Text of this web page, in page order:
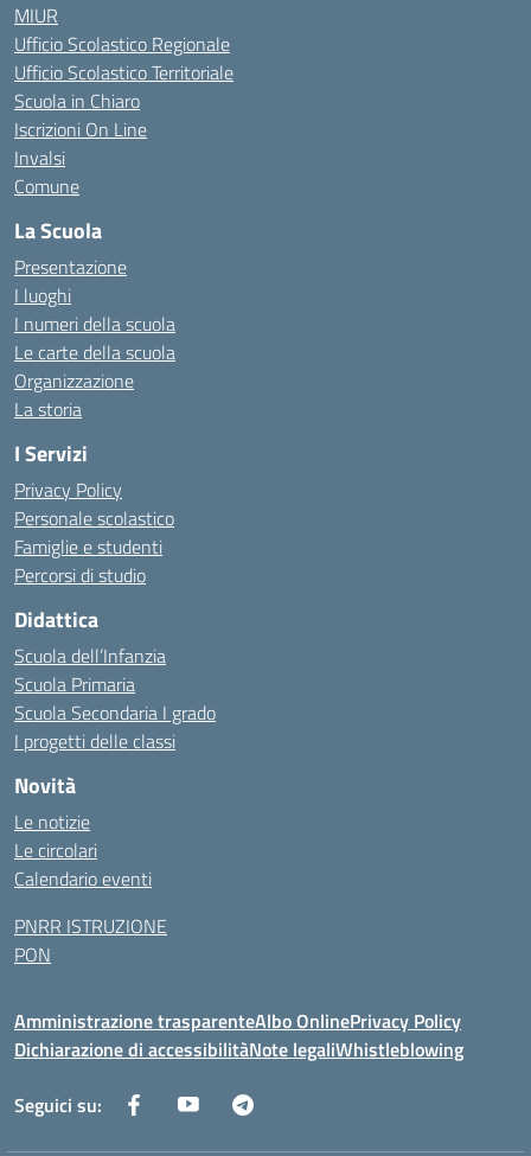
MIUR
Ufficio Scolastico Regionale
Ufficio Scolastico Territoriale
Scuola in Chiaro
Iscrizioni On Line
Invalsi
Comune
La Scuola
Presentazione
I luoghi
I numeri della scuola
Le carte della scuola
Organizzazione
La storia
I Servizi
Privacy Policy
Personale scolastico
Famiglie e studenti
Percorsi di studio
Didattica
Scuola dell’Infanzia
Scuola Primaria
Scuola Secondaria I grado
I progetti delle classi
Novità
Le notizie
Le circolari
Calendario eventi
PNRR ISTRUZIONE
PON
Amministrazione trasparenteAlbo OnlinePrivacy Policy
Dichiarazione di accessibilitàNote legaliWhistleblowing
Seguici su: